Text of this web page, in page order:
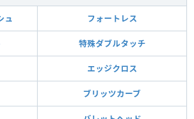
ュ フォートレス
特殊ダブルタッチ
エッジクロス
ブリッツカーブ